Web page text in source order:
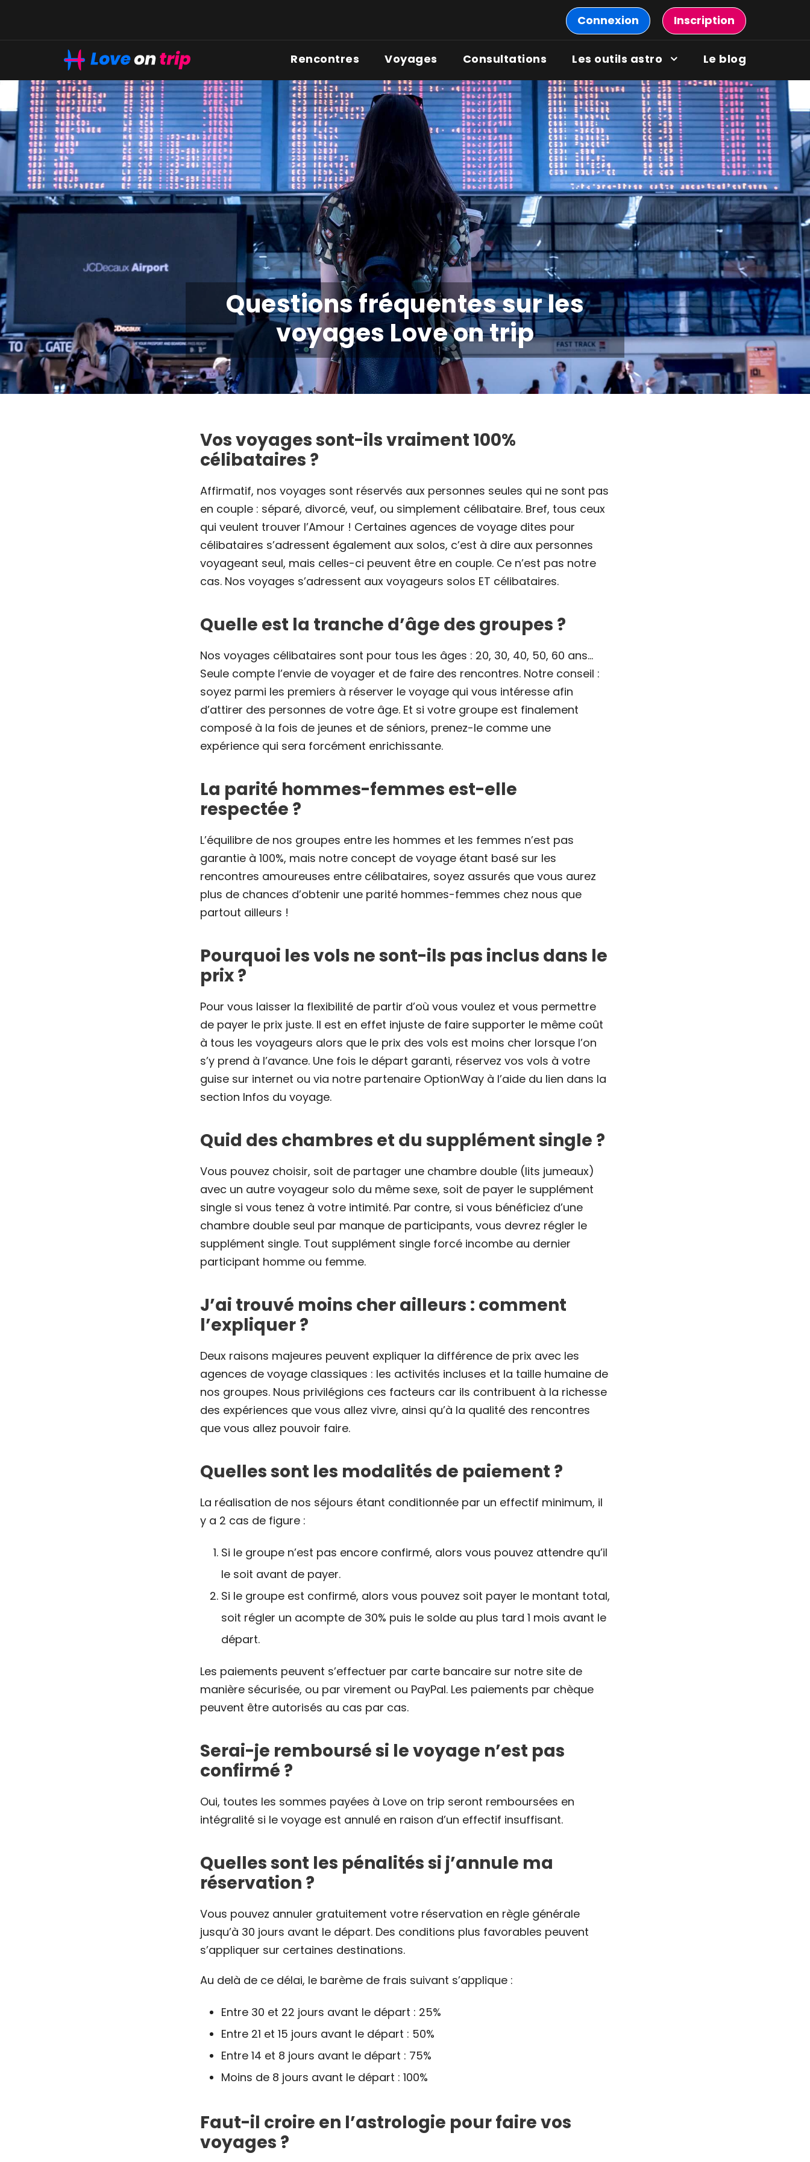
Connexion Inscription
Rencontres Voyages Consultations Les outils astro Le blog
Questions fréquentes sur les
voyages Love on trip
Vos voyages sont-ils vraiment 100%
célibataires ?
Affirmatif, nos voyages sont réservés aux personnes seules qui ne sont pas
en couple : séparé, divorcé, veuf, ou simplement célibataire. Bref, tous ceux
qui veulent trouver l’Amour ! Certaines agences de voyage dites pour
célibataires s’adressent également aux solos, c’est à dire aux personnes
voyageant seul, mais celles-ci peuvent être en couple. Ce n’est pas notre
cas. Nos voyages s’adressent aux voyageurs solos ET célibataires.
Quelle est la tranche d’âge des groupes ?
Nos voyages célibataires sont pour tous les âges : 20, 30, 40, 50, 60 ans…
Seule compte l’envie de voyager et de faire des rencontres. Notre conseil :
soyez parmi les premiers à réserver le voyage qui vous intéresse afin
d’attirer des personnes de votre âge. Et si votre groupe est finalement
composé à la fois de jeunes et de séniors, prenez-le comme une
expérience qui sera forcément enrichissante.
La parité hommes-femmes est-elle
respectée ?
L’équilibre de nos groupes entre les hommes et les femmes n’est pas
garantie à 100%, mais notre concept de voyage étant basé sur les
rencontres amoureuses entre célibataires, soyez assurés que vous aurez
plus de chances d’obtenir une parité hommes-femmes chez nous que
partout ailleurs !
Pourquoi les vols ne sont-ils pas inclus dans le
prix ?
Pour vous laisser la flexibilité de partir d’où vous voulez et vous permettre
de payer le prix juste. Il est en effet injuste de faire supporter le même coût
à tous les voyageurs alors que le prix des vols est moins cher lorsque l’on
s’y prend à l’avance. Une fois le départ garanti, réservez vos vols à votre
guise sur internet ou via notre partenaire OptionWay à l’aide du lien dans la
section Infos du voyage.
Quid des chambres et du supplément single ?
Vous pouvez choisir, soit de partager une chambre double (lits jumeaux)
avec un autre voyageur solo du même sexe, soit de payer le supplément
single si vous tenez à votre intimité. Par contre, si vous bénéficiez d’une
chambre double seul par manque de participants, vous devrez régler le
supplément single. Tout supplément single forcé incombe au dernier
participant homme ou femme.
J’ai trouvé moins cher ailleurs : comment
l’expliquer ?
Deux raisons majeures peuvent expliquer la différence de prix avec les
agences de voyage classiques : les activités incluses et la taille humaine de
nos groupes. Nous privilégions ces facteurs car ils contribuent à la richesse
des expériences que vous allez vivre, ainsi qu’à la qualité des rencontres
que vous allez pouvoir faire.
Quelles sont les modalités de paiement ?
La réalisation de nos séjours étant conditionnée par un effectif minimum, il
y a 2 cas de figure :
Si le groupe n’est pas encore confirmé, alors vous pouvez attendre qu’il
le soit avant de payer.
Si le groupe est confirmé, alors vous pouvez soit payer le montant total,
soit régler un acompte de 30% puis le solde au plus tard 1 mois avant le
départ.
Les paiements peuvent s’effectuer par carte bancaire sur notre site de
manière sécurisée, ou par virement ou PayPal. Les paiements par chèque
peuvent être autorisés au cas par cas.
Serai-je remboursé si le voyage n’est pas
confirmé ?
Oui, toutes les sommes payées à Love on trip seront remboursées en
intégralité si le voyage est annulé en raison d’un effectif insuffisant.
Quelles sont les pénalités si j’annule ma
réservation ?
Vous pouvez annuler gratuitement votre réservation en règle générale
jusqu’à 30 jours avant le départ. Des conditions plus favorables peuvent
s’appliquer sur certaines destinations.
Au delà de ce délai, le barème de frais suivant s’applique :
Entre 30 et 22 jours avant le départ : 25%
Entre 21 et 15 jours avant le départ : 50%
Entre 14 et 8 jours avant le départ : 75%
Moins de 8 jours avant le départ : 100%
Faut-il croire en l’astrologie pour faire vos
voyages ?